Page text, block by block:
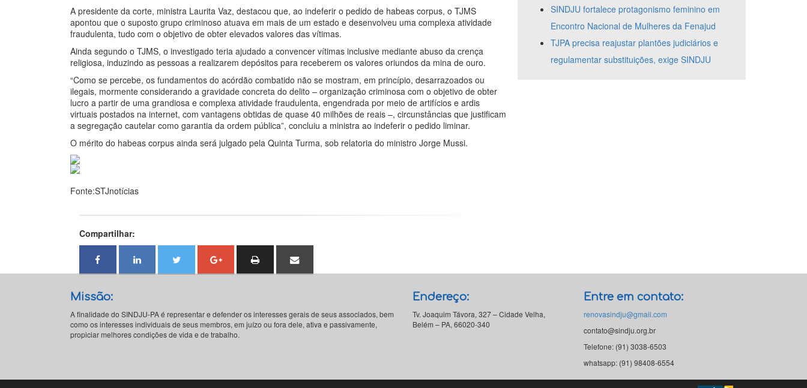
A presidente da corte, ministra Laurita Vaz, destacou que, ao indeferir o pedido de habeas corpus, o TJMS
apontou que o suposto grupo criminoso atuava em mais de um estado e desenvolveu uma complexa atividade
fraudulenta, tudo com o objetivo de obter elevados valores das vítimas.
Ainda segundo o TJMS, o investigado teria ajudado a convencer vítimas inclusive mediante abuso da crença
religiosa, induzindo as pessoas a realizarem depósitos para receberem os valores oriundos da mina de ouro.
“Como se percebe, os fundamentos do acórdão combatido não se mostram, em princípio, desarrazoados ou
ilegais, mormente considerando a gravidade concreta do delito – organização criminosa com o objetivo de obter
lucro a partir de uma grandiosa e complexa atividade fraudulenta, engendrada por meio de artifícios e ardis
virtuais postados na internet, com vantagens obtidas de quase 40 milhões de reais –, circunstâncias que justificam
a segregação cautelar como garantia da ordem pública”, concluiu a ministra ao indeferir o pedido liminar.
O mérito do habeas corpus ainda será julgado pela Quinta Turma, sob relatoria do ministro Jorge Mussi.
Fonte:STJnotícias
Compartilhar:
SINDJU fortalece protagonismo feminino em
Encontro Nacional de Mulheres da Fenajud
TJPA precisa reajustar plantões judiciários e
regulamentar substituições, exige SINDJU
Missão:
A finalidade do SINDJU-PA é representar e defender os interesses gerais de seus associados, bem
como os interesses individuais de seus membros, em juízo ou fora dele, ativa e passivamente,
propiciar melhores condições de vida e de trabalho.
Endereço:
Tv. Joaquim Távora, 327 – Cidade Velha,
Belém – PA, 66020-340
Entre em contato:
renovasindju@gmail.com
contato@sindju.org.br
Telefone: (91) 3038-6503
whatsapp: (91) 98408-6554